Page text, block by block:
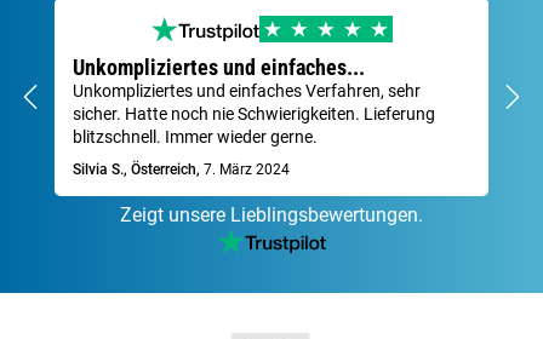
Unkompliziertes und einfaches...
Unkompliziertes und einfaches Verfahren, sehr
sicher. Hatte noch nie Schwierigkeiten. Lieferung
blitzschnell. Immer wieder gerne.
Silvia S., Österreich, 7. März 2024
Zeigt unsere Lieblingsbewertungen.